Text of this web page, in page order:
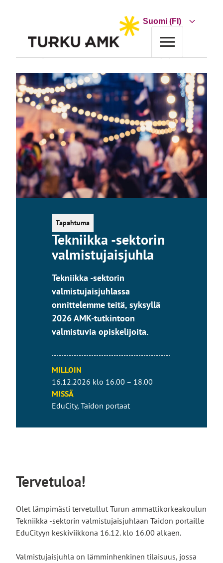
Choose
Tapahtuma
Tekniikka -sektorin
valmistujaisjuhla
Tekniikka -sektorin
valmistujaisjuhlassa
onnittelemme teitä, syksyllä
2026 AMK-tutkintoon
valmistuvia opiskelijoita.
MILLOIN
16.12.2026 klo 16.00 – 18.00
MISSÄ
EduCity, Taidon portaat
Tervetuloa!
Olet lämpimästi tervetullut Turun ammattikorkeakoulun
Tekniikka -sektorin valmistujaisjuhlaan Taidon portaille
EduCityyn keskiviikkona 16.12. klo 16.00 alkaen.
Valmistujaisjuhla on lämminhenkinen tilaisuus, jossa